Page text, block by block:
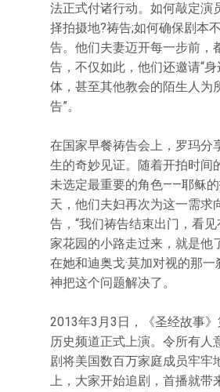
法正式付诸行动。如何敲定演
择拍摄地?祷告;如何确保剧本
告。他们夫妻迈开每一步前，
告，不仅如此，他们还邀请“
体，甚至其他教会的陌生人为
告”。
在国家早餐祷告会上，罗玛分
生的奇妙见证。随着开拍时间
未选定最重要的角色——耶稣
天，他们夫妇再次为这一需求
告，“我们祷告结束出门，看
家花园的小路走过来，就是他
在她和迪奥戈·莫加对视的那
神把这个问题解决了。
2013年3月3日，《圣经故事
历史频道正式上演。令所有人
剧将美国数百万家庭成员牢牢
上，大家开始追剧，首播就带